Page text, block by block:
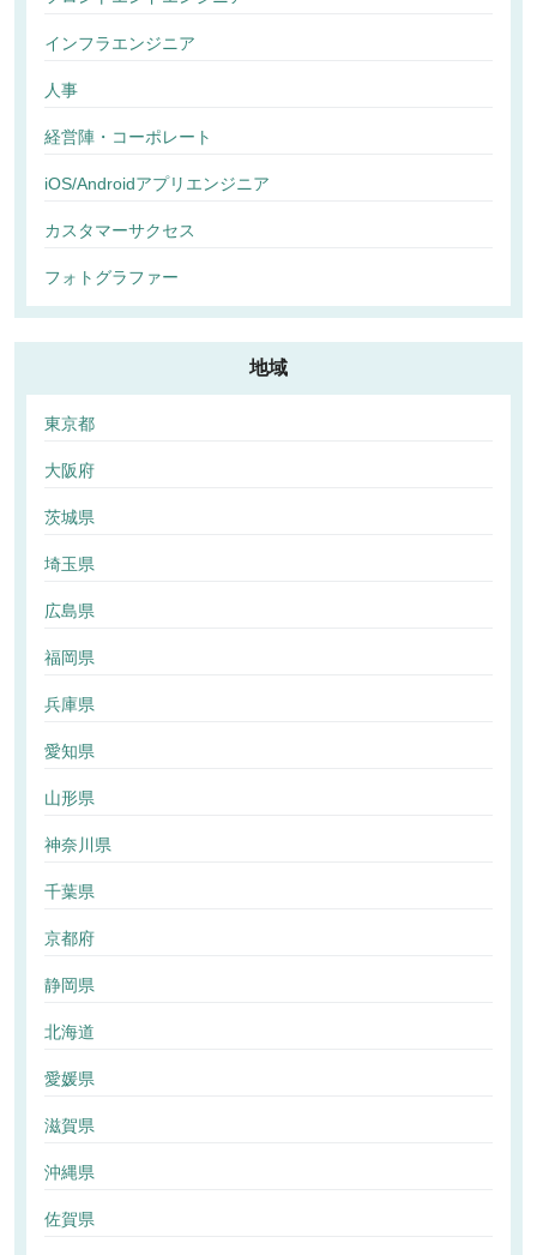
インフラエンジニア
人事
経営陣・コーポレート
iOS/Androidアプリエンジニア
カスタマーサクセス
フォトグラファー
地域
東京都
大阪府
茨城県
埼玉県
広島県
福岡県
兵庫県
愛知県
山形県
神奈川県
千葉県
京都府
静岡県
北海道
愛媛県
滋賀県
沖縄県
佐賀県